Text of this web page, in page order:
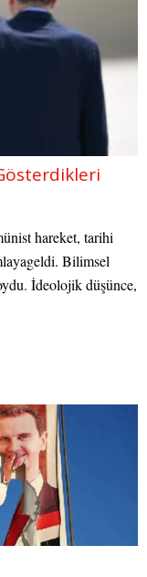
hareket, tarihi
Bilimsel
İdeolojik düşünce,